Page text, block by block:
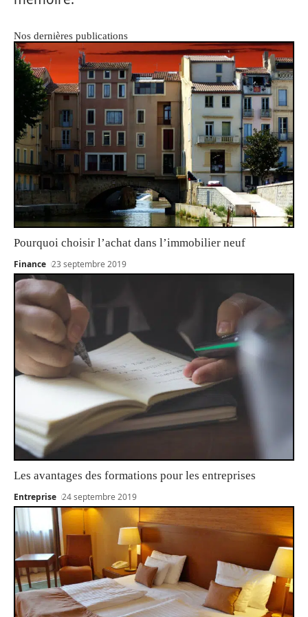
Nos dernières publications
Pourquoi choisir l’achat dans l’immobilier neuf
Finance 23 septembre 2019
Les avantages des formations pour les entreprises
Entreprise 24 septembre 2019